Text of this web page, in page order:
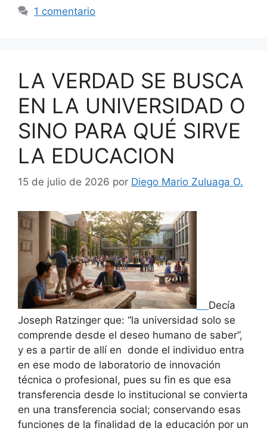
1 comentario
LA VERDAD SE BUSCA
EN LA UNIVERSIDAD O
SINO PARA QUÉ SIRVE
LA EDUCACION
15 de julio de 2026 por Diego Mario Zuluaga O.
Decía
Joseph Ratzinger que: “la universidad solo se
comprende desde el deseo humano de saber”,
y es a partir de allí en donde el individuo entra
en ese modo de laboratorio de innovación
técnica o profesional, pues su fin es que esa
transferencia desde lo institucional se convierta
en una transferencia social; conservando esas
funciones de la finalidad de la educación por un